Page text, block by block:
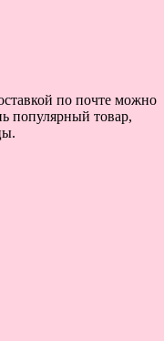
по почте можно
популярный товар,